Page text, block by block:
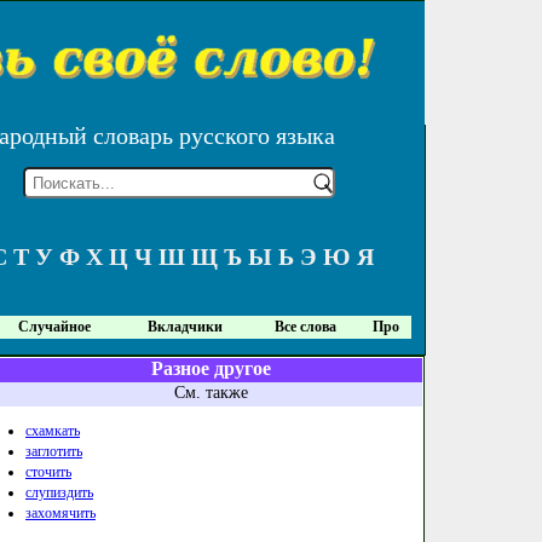
словарь русского языка
Т У Ф Х Ц Ч Ш Щ Ъ Ы Ь Э Ю Я
Случайное Вкладчики Все слова Про
Разное другое
См. также
схамкать
заглотить
сточить
слупиздить
захомячить